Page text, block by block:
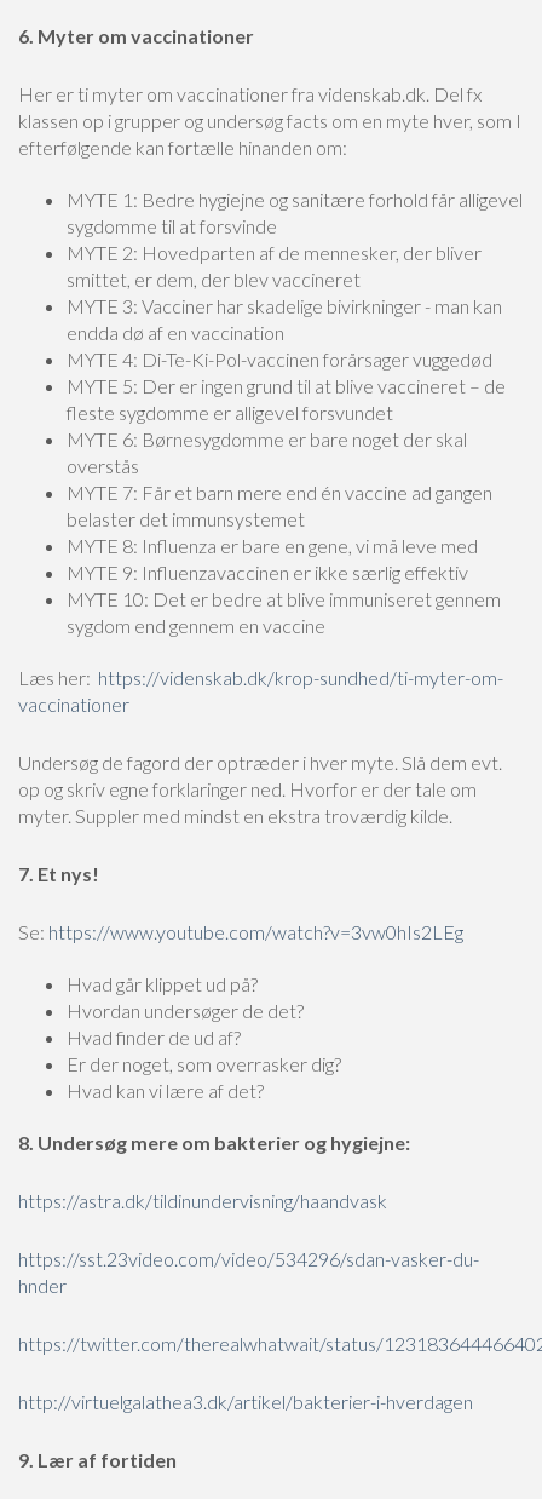
6. Myter om vaccinationer
Her er ti myter om vaccinationer fra videnskab.dk. Del fx
klassen op i grupper og undersøg facts om en myte hver, som I
efterfølgende kan fortælle hinanden om:
MYTE 1: Bedre hygiejne og sanitære forhold får alligevel
sygdomme til at forsvinde
MYTE 2: Hovedparten af de mennesker, der bliver
smittet, er dem, der blev vaccineret
MYTE 3: Vacciner har skadelige bivirkninger - man kan
endda dø af en vaccination
MYTE 4: Di-Te-Ki-Pol-vaccinen forårsager vuggedød
MYTE 5: Der er ingen grund til at blive vaccineret – de
fleste sygdomme er alligevel forsvundet
MYTE 6: Børnesygdomme er bare noget der skal
overstås
MYTE 7: Får et barn mere end én vaccine ad gangen
belaster det immunsystemet
MYTE 8: Influenza er bare en gene, vi må leve med
MYTE 9: Influenzavaccinen er ikke særlig effektiv
MYTE 10: Det er bedre at blive immuniseret gennem
sygdom end gennem en vaccine
Læs her: https://videnskab.dk/krop-sundhed/ti-myter-om-
vaccinationer
Undersøg de fagord der optræder i hver myte. Slå dem evt.
op og skriv egne forklaringer ned. Hvorfor er der tale om
myter. Suppler med mindst en ekstra troværdig kilde.
7. Et nys!
Se: https://www.youtube.com/watch?v=3vw0hIs2LEg
Hvad går klippet ud på?
Hvordan undersøger de det?
Hvad finder de ud af?
Er der noget, som overrasker dig?
Hvad kan vi lære af det?
8. Undersøg mere om bakterier og hygiejne:
https://astra.dk/tildinundervisning/haandvask
https://sst.23video.com/video/534296/sdan-vasker-du-
hnder
https://twitter.com/therealwhatwait/status/
http://virtuelgalathea3.dk/artikel/bakterier-i-hverdagen
9. Lær af fortiden